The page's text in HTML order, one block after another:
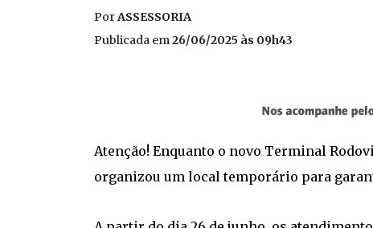
PorASSESSORIA
Publicada em26/06/2025 às 09h43
Atenção! Enquanto o novo Terminal
organizou um local temporário para